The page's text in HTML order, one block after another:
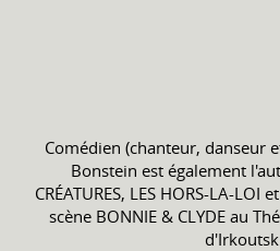
Comédien (chanteur, danseur
Bonstein est également
CRÉATURES, LES HORS-LA-LOI
scène BONNIE & CLYDE au
d'Irkoutsk.